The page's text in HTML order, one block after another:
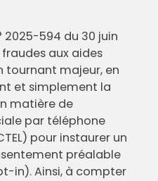
2025-594 du 30 juin
aux aides
tournant majeur, en
et simplement la
matière de
par téléphone
pour instaurer un
préalable
in). Ainsi, à compter